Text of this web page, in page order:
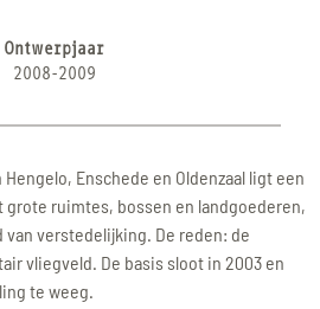
Ontwerpjaar
2008-2009
Enschede en Oldenzaal ligt een
grote ruimtes, bossen en landgoederen,
van verstedelijking. De reden: de
vliegveld. De basis sloot in 2003 en
te weeg.